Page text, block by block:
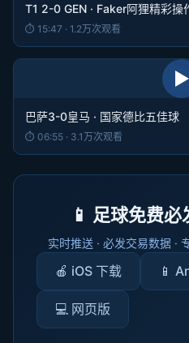
T1 2-0 GEN · Faker阿狸精彩操
⏱ 15:47 · 1.2万次观看
▶
巴萨3-0皇马 · 国家德比五佳球
⏱ 06:55 · 3.1万次观看
📱 足球免费
实时推送 · 必发交易数据 ·
🍎 iOS 下载 📱
💻 网页版